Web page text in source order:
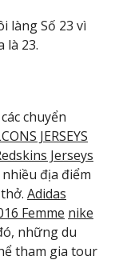
làng Số 23 vì
là 23.
chuyển
JERSEYS
Jerseys
địa điểm
Adidas
Femme nike
những du
tham gia tour